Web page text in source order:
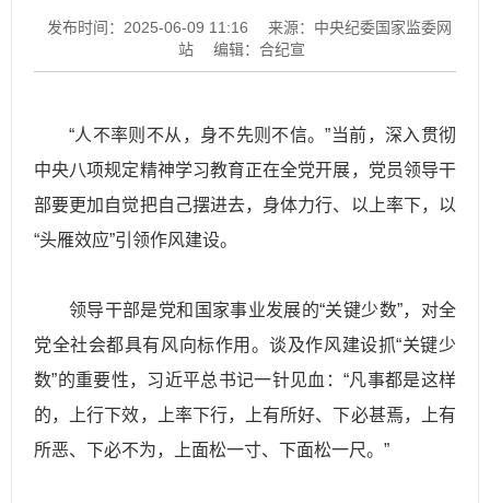
发布时间：2025-06-09 11:16
来源：中央纪委国家监委网
站
编辑：合纪宣
“人不率则不从，身不先则不信。”当前，深入贯彻
中央八项规定精神学习教育正在全党开展，党员领导干
部要更加自觉把自己摆进去，身体力行、以上率下，以
“头雁效应”引领作风建设。
领导干部是党和国家事业发展的“关键少数”，对全
党全社会都具有风向标作用。谈及作风建设抓“关键少
数”的重要性，习近平总书记一针见血：“凡事都是这样
的，上行下效，上率下行，上有所好、下必甚焉，上有
所恶、下必不为，上面松一寸、下面松一尺。”